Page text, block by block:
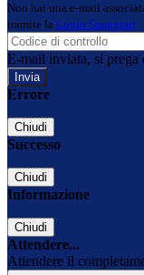
Non hai una e-mail
tramite la Login Spaggiari
E-mail inviata, si prega
Errore
Chiudi
Successo
Chiudi
Informazione
Chiudi
Attendere...
Attendere il